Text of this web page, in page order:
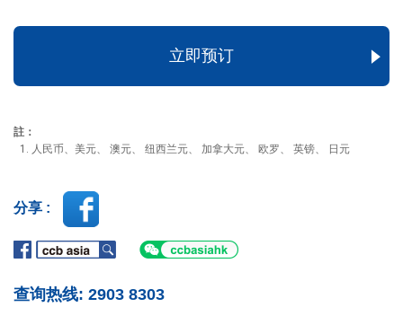
立即预订
註：
人民币、美元、 澳元、 纽西兰元、 加拿大元、 欧罗、 英镑、 日元
分享 :
查询热线: 2903 8303